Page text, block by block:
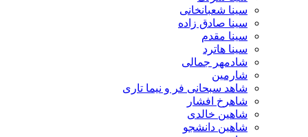
سینا شعبانخانی
سینا صادق زاده
سینا مقدم
سینا هاترد
شادمهر جمالی
شارمین
شاهد سبحانی فر و نیما تاری
شاهرخ افشار
شاهین خالدی
شاهین دانشجو